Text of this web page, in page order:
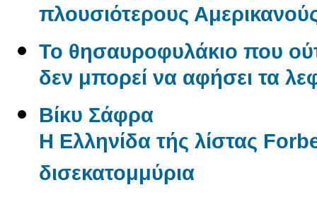
πλουσιότερους
Το θησαυροφυλάκιο που
δεν μπορεί να αφήσει τα
Βίκυ Σάφρα
Η Ελληνίδα τής λίστας
δισεκατομμύρια